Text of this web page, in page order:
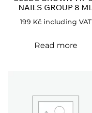
NAILS GROUP 8 ML
199 Kč including VAT
Read more